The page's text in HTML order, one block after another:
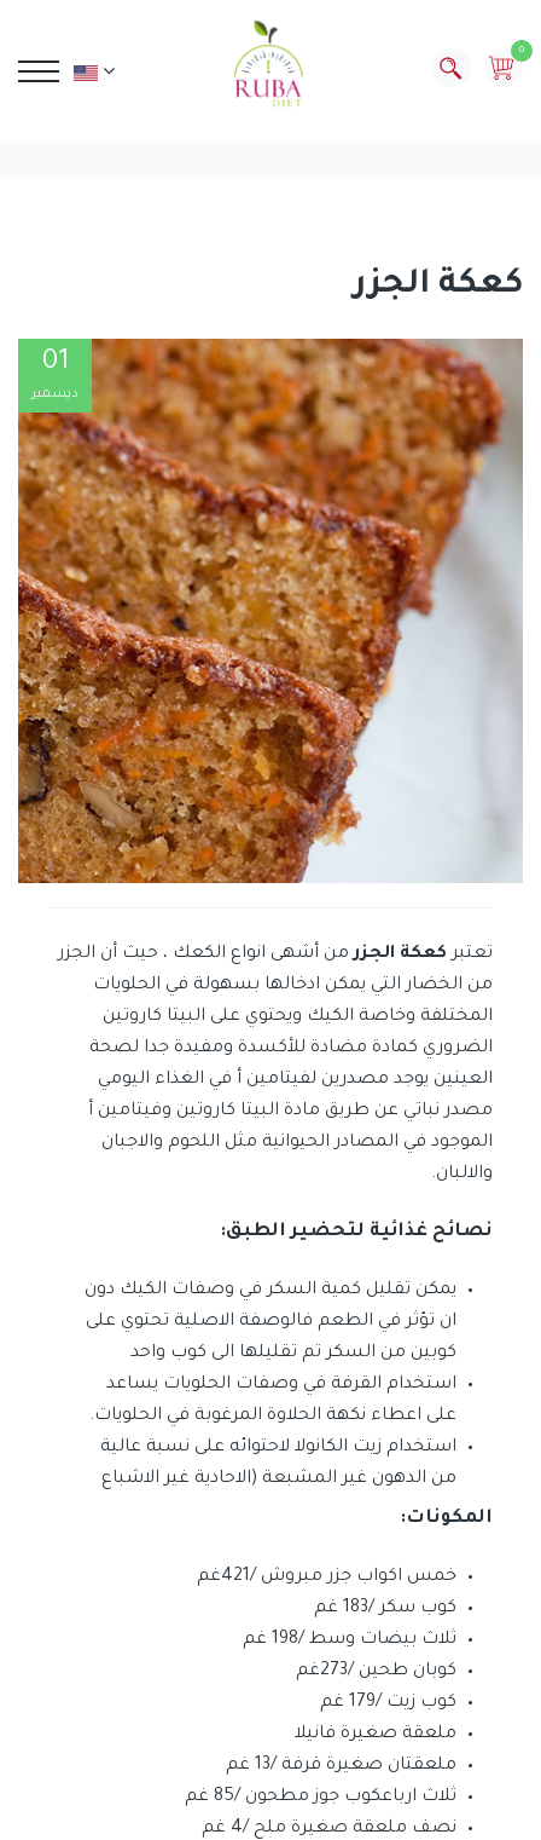
0
كعكة الجزر
01
ديسمبر
تعتبر كعكة الجزرمن أشهى انواع الكعك ، حيث أن الجزر
من الخضار التي يمكن ادخالها بسهولة في الحلويات
المختلفة وخاصة الكيك ويحتوي على البيتا كاروتين
الضروري كمادة مضادة للأكسدة ومفيدة جدا لصحة
العينين يوجد مصدرين لفيتامين أ في الغذاء اليومي
مصدر نباتي عن طريق مادة البيتا كاروتين وفيتامين أ
الموجود في المصادر الحيوانية مثل اللحوم والاجبان
والالبان.
نصائح غذائية لتحضير الطبق:
يمكن تقليل كمية السكر في وصفات الكيك دون
ان تؤثر في الطعم فالوصفة الاصلية تحتوي على
كوبين من السكر تم تقليلها الى كوب واحد
استخدام القرفة في وصفات الحلويات يساعد
على اعطاء نكهة الحلاوة المرغوبة في الحلويات.
استخدام زيت الكانولا لاحتوائه على نسبة عالية
من الدهون غير المشبعة (الاحادية غير الاشباع
المكونات:
خمس اكواب جزر مبروش /421غم
كوب سكر /183 غم
ثلاث بيضات وسط /198 غم
كوبان طحين /273غم
كوب زيت /179 غم
ملعقة صغيرة فانيلا
ملعقتان صغيرة قرفة /13 غم
ثلاث ارباعكوب جوز مطحون /85 غم
نصف ملعقة صغيرة ملح /4 غم